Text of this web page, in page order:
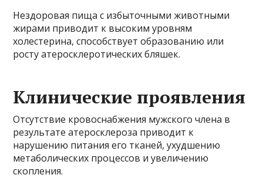
Нездоровая пища с избыточными животными
жирами приводит к высоким уровням
холестерина, способствует образованию или
росту атеросклеротических бляшек.
Клинические проявления
Отсутствие кровоснабжения мужского члена в
результате атеросклероза приводит к
нарушению питания его тканей, ухудшению
метаболических процессов и увеличению
скопления.